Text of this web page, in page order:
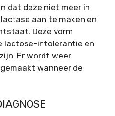
dat deze niet meer in
aan te maken en
Deze vorm
lactose-intolerantie en
Er wordt weer
wanneer de